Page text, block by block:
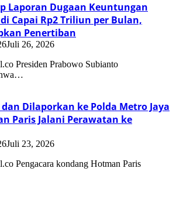
Laporan Dugaan Keuntungan
Capai Rp2 Triliun per Bulan,
Penertiban
Juli 26, 2026
Presiden Prabowo Subianto
Dilaporkan ke Polda Metro Jaya
Paris Jalani Perawatan ke
Juli 23, 2026
Pengacara kondang Hotman Paris